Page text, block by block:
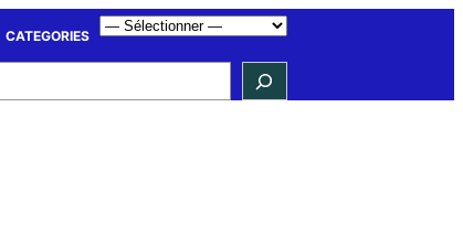
CATEGORIES